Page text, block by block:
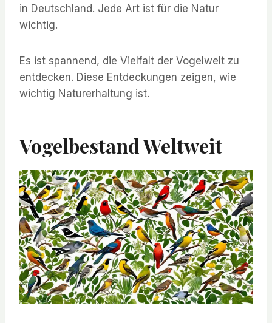
in Deutschland. Jede Art ist für die Natur
wichtig.
Es ist spannend, die Vielfalt der Vogelwelt zu
entdecken. Diese Entdeckungen zeigen, wie
wichtig Naturerhaltung ist.
Vogelbestand Weltweit